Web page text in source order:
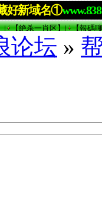
论坛 »